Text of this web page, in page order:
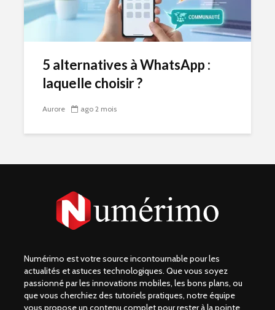
5 alternatives à WhatsApp :
laquelle choisir ?
Aurore ago 2 mois
Numérimo est votre source incontournable pour les
actualités et astuces technologiques. Que vous soyez
passionné par les innovations mobiles, les bons plans, ou
que vous cherchiez des tutoriels pratiques, notre équipe
vous propose un contenu complet pour rester à la pointe